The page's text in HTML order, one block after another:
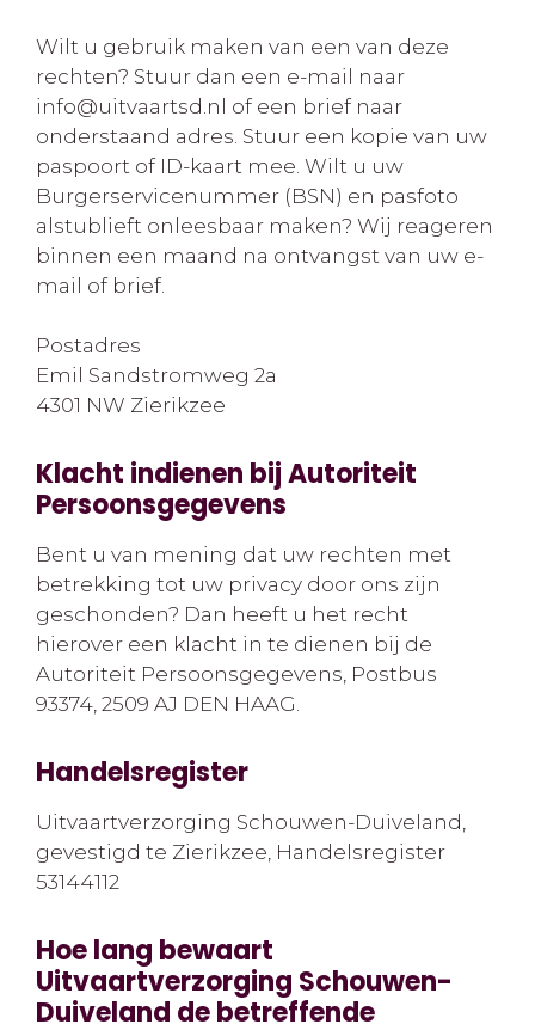
Wilt u gebruik maken van een van deze
rechten? Stuur dan een e-mail naar
info@uitvaartsd.nl of een brief naar
onderstaand adres. Stuur een kopie van uw
paspoort of ID-kaart mee. Wilt u uw
Burgerservicenummer (BSN) en pasfoto
alstublieft onleesbaar maken? Wij reageren
binnen een maand na ontvangst van uw e-
mail of brief.
Postadres
Emil Sandstromweg 2a
4301 NW Zierikzee
Klacht indienen bij Autoriteit
Persoonsgegevens
Bent u van mening dat uw rechten met
betrekking tot uw privacy door ons zijn
geschonden? Dan heeft u het recht
hierover een klacht in te dienen bij de
Autoriteit Persoonsgegevens, Postbus
93374, 2509 AJ DEN HAAG.
Handelsregister
Uitvaartverzorging Schouwen-Duiveland,
gevestigd te Zierikzee, Handelsregister
53144112
Hoe lang bewaart
Uitvaartverzorging Schouwen-
Duiveland de betreffende